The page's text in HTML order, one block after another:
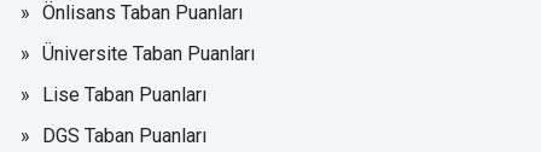
Önlisans Taban Puanları
Üniversite Taban Puanları
Lise Taban Puanları
DGS Taban Puanları